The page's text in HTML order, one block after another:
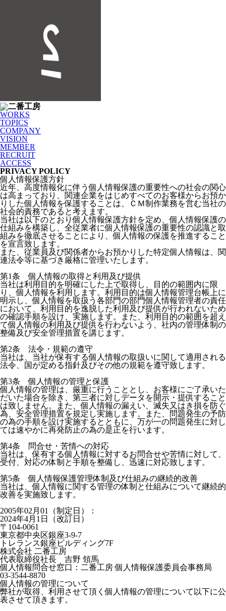
WORKS
TOPICS
COMPANY
VISION
MEMBER
RECRUIT
ACCESS
PRIVACY POLICY
個人情報保護方針
近年、高度情報化に伴う個人情報保護の重要性への社会の関心
は高まっており、関連企業をはじめすべてのお客様からお預か
りした個人情報を保護することは、ＣＭ制作業務を営む当社の
社会的責務であると考えます。
当社は以下のとおり個人情報保護方針を定め、個人情報保護の
仕組みを構築し、全従業者に個人情報保護の重要性の認識と取
組みを徹底させることにより、個人情報の保護を推進すること
を宣言致します。
また、従業員及び関係者からお預かりした特定個人情報は、関
連法令等に基づき厳格に管理いたします。
第1条 個人情報の取得と利用及び提供
当社は利用目的を明確にした上で取得し、目的の範囲内に限
り、個人情報を利用します。利用目的は個人情報管理台帳上に
明示し、個人情報を取扱う各部門の部門個人情報管理者の責任
において、利用目的を逸脱した利用及び提供が行われないため
の確認手順を設け、実施します。また、利用目的の範囲を超え
て個人情報の利用及び提供を行わないよう、社内の管理体制の
整備及び安全管理措置を講じます。
第2条 法令・規範の遵守
当社は、当社が保有する個人情報の取扱いに関して適用される
法令、国が定める指針及びその他の規範を遵守致します。
第3条 個人情報の管理と保護
個人情報の管理は、厳重に行うこととし、お客様にご了承いた
だいた場合を除き、第三者に対しデータを開示・提供すること
は致しません。また、個人情報の漏えい、滅失又はき損を防ぐ
為、安全管理措置を規定し実施します。また、問題発生の予防
の為の手順を設け実施するとともに、万が一の問題発生に対し
ては速やかに再発防止の為の是正を行います。
第4条 問合せ・苦情への対応
当社は、保有する個人情報に対するお問合せや苦情に対して、
受付、対応の体制と手順を整備し、迅速に対応致します。
第5条 個人情報保護管理体制及び仕組みの継続的改善
当社は、個人情報に関する管理の体制と仕組みについて継続的
改善を実施致します。
2005年02月01（制定日）
：
2024年4月1日（改訂日）
〒104-0061
東京都中央区銀座3-9-7
トレランス銀座ビルディング7F
株式会社 二番工房
代表取締役社長 吉野 領馬
個人情報問合せ窓口：二番工房 個人情報保護委員会事務局
03-3544-8870
個人情報の管理について
弊社が取得、利用させて頂く個人情報の管理について以下に公
表させて頂きます。